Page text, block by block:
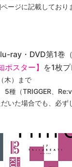
ージに記載してお
ray・DVD第1巻
ポスター】 を1枚プ
木）まで
種（TRIGGER、
いた場合でも、必ず